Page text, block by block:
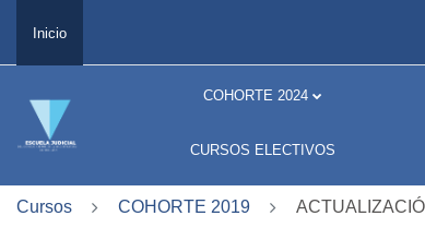
Inicio
COHORTE 2024
CURSOS ELECTIVOS
Cursos COHORTE 2019